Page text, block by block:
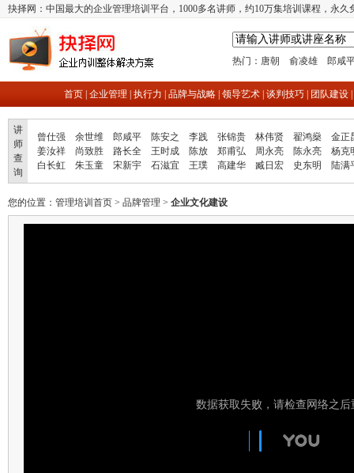
抉择网：中国最大的企业管理培训平台，1000多名讲师，约10万集培训课程，永
热门： 唐朝 俞凌雄 郎咸
首页| 企业管理 执行力 品牌与战略| 领导艺术| 谈判技巧| 团队建设|
讲
师
查
询
曾仕强 余世维 郎咸平 陈安之 李践 张锦贵 林伟贤 翟鸿燊
金正
姜汝祥
尚致胜 路长全 王时成 陈放 郑甫弘 周永亮 陈永亮
杨克
白长虹
朱玉童 宋新宇 石滋宜 王璞 高建华 臧日宏 史东明 陆满
您的位置： 管理培训首页 > 品牌管理 > 企业文化建设